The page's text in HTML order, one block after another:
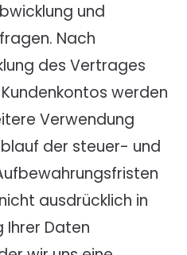
und
Nach
des Vertrages
werden
Verwendung
der steuer- und
ausdrücklich in
Ihrer Daten